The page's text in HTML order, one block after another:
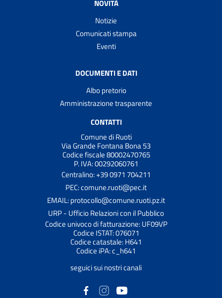
NOVITÀ
Notizie
Comunicati stampa
Eventi
DOCUMENTI E DATI
Albo pretorio
Amministrazione trasparente
CONTATTI
Comune di Ruoti
Via Grande Fontana Bona 53
Codice fiscale 80002470765
P. IVA: 00292060761
Centralino: +39 0971 704211
PEC: comune.ruoti@pec.it
EMAIL: protocollo@comune.ruoti.pz.it
URP - Ufficio Relazioni con il Pubblico
Codice univoco di fatturazione: UF09VP
Codice ISTAT: 076071
Codice catastale: H641
Codice iPA: c_h641
seguici sui nostri canali